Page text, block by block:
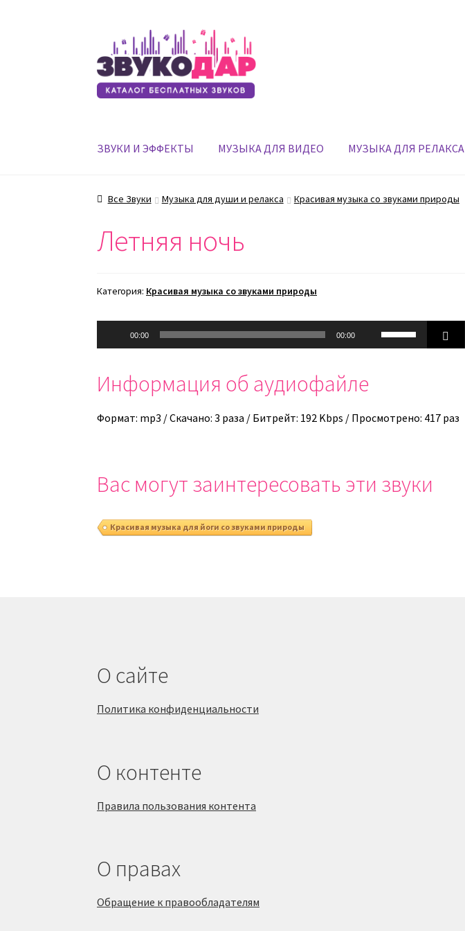
Перейти
к
навигации
Перейти
к
содержимому
ЗВУКИ И ЭФФЕКТЫ МУЗЫКА ДЛЯ ВИДЕО МУЗЫКА ДЛЯ РЕЛАКСА
Все Звуки Музыка для души и релакса Красивая музыка со звуками природы
Летняя ночь
Категория: Красивая музыка со звуками природы
00:00 00:00
Используйте
клавиши
увеличить
Информация об аудиофайле
Формат: mp3 / Скачано: 3 раза / Битрейт: 192 Kbps / Просмотрено: 417 раз
Вас могут заинтересовать эти звуки
Красивая музыка для йоги со звуками природы
О сайте
Политика конфиденциальности
О контенте
Правила пользования контента
О правах
Обращение к правообладателям